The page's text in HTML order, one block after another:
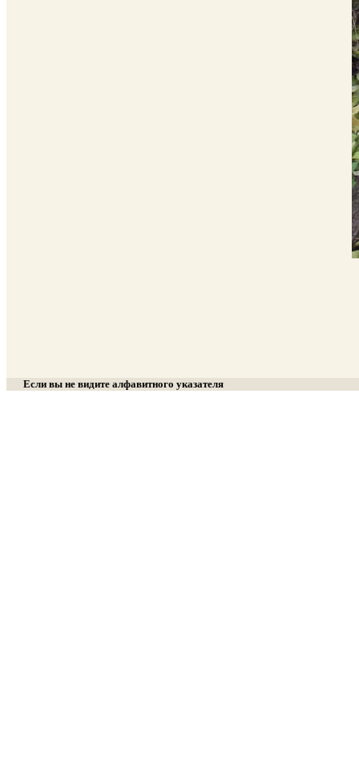
Если вы не видите алфавитного указателя